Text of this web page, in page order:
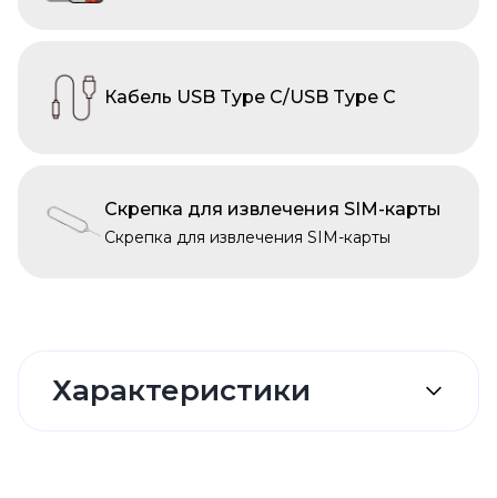
Кабель USB Type C/USB Type C
Скрепка для извлечения SIM-карты
Скрепка для извлечения SIM-карты
Характеристики